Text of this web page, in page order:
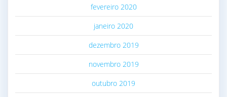
fevereiro 2020
janeiro 2020
dezembro 2019
novembro 2019
outubro 2019